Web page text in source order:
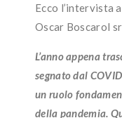
Ecco l’intervista
Oscar Boscarol
L’anno appena
segnato dal
un ruolo
della pandemia.